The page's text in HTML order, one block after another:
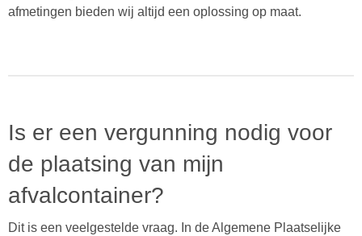
afmetingen bieden wij altijd een oplossing op maat.
Is er een vergunning nodig voor
de plaatsing van mijn
afvalcontainer?
Dit is een veelgestelde vraag. In de Algemene Plaatselijke